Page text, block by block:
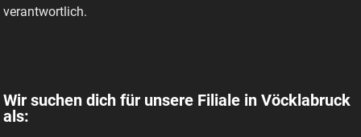
verantwortlich.
Wir suchen dich für unsere Filiale in Vöcklabruck
als: